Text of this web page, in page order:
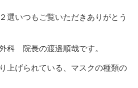
選いつもご覧いただきありがとう
科 院長の渡邉順哉です。
上げられている、マスクの種類の